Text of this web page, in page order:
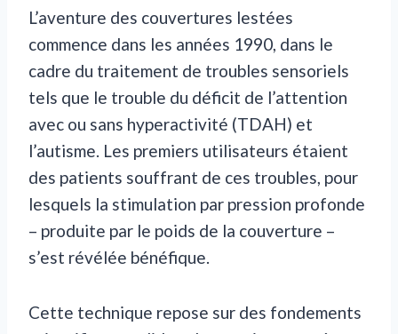
L’aventure des couvertures lestées
commence dans les années 1990, dans le
cadre du traitement de troubles sensoriels
tels que le trouble du déficit de l’attention
avec ou sans hyperactivité (TDAH) et
l’autisme. Les premiers utilisateurs étaient
des patients souffrant de ces troubles, pour
lesquels la stimulation par pression profonde
– produite par le poids de la couverture –
s’est révélée bénéfique.
Cette technique repose sur des fondements